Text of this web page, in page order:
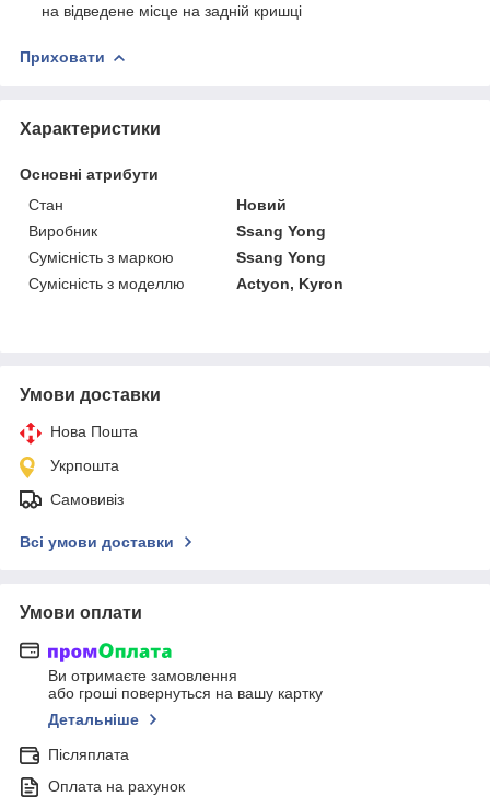
на відведене місце на задній кришці
Приховати
Характеристики
Основні атрибути
Стан
Новий
Виробник
Ssang Yong
Сумісність з маркою
Ssang Yong
Сумісність з моделлю
Actyon, Kyron
Умови доставки
Нова Пошта
Укрпошта
Самовивіз
Всі умови доставки
Умови оплати
Ви отримаєте замовлення
або гроші повернуться на вашу картку
Детальніше
Післяплата
Оплата на рахунок